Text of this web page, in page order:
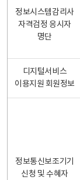
정보시스템감리사
자격검정 응시자
명단
디지털서비스
이용지원 회원정보
정보통신보조기기
신청 및 수혜자